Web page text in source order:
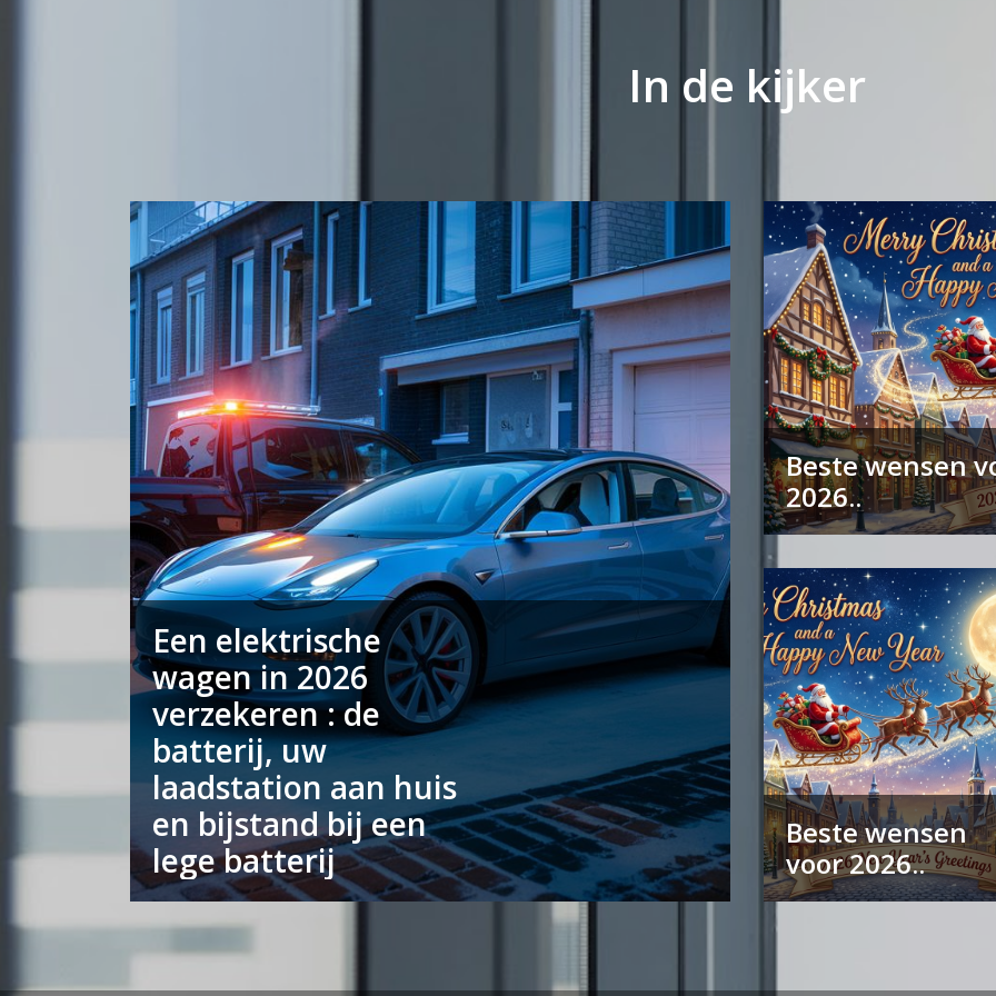
In de kijker
Een elektrische
wagen in 2026
verzekeren : de
batterij, uw
laadstation aan huis
en bijstand bij een
lege batterij
Beste wensen
2026..
Beste wensen
voor 2026..